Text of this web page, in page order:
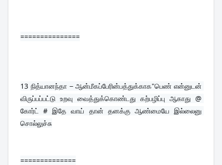
===============
13 நித்யானந்தா − ஆன்மீகப்பேரின்பத்துக்காக"பெண் என்னுடன்
விருப்பப்பட்டு உறவு வைத்துக்கொண்டது கற்பழிப்பு ஆகாது @
கோர்ட் # இதே வாய் தான் தனக்கு ஆண்மையே இல்லைனு
சொல்லுச்சு
==============